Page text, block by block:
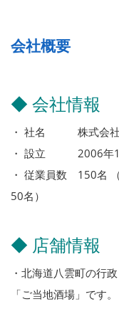
会社概要
◆ 会社情報
・ 社名 株式会社
・ 設立 2006年
・ 従業員数 150名
50名）
◆ 店舗情報
・北海道八雲町の行
「ご当地酒場」です。